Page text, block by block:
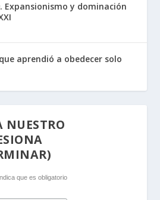
Expansionismo y dominación
aprendió a obedecer solo
NUESTRO
que es obligatorio